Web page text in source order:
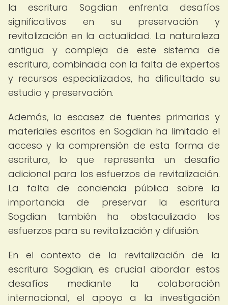
la escritura Sogdian enfrenta desafíos
significativos en su preservación y
revitalización en la actualidad. La naturaleza
antigua y compleja de este sistema de
escritura, combinada con la falta de expertos
y recursos especializados, ha dificultado su
estudio y preservación.
Además, la escasez de fuentes primarias y
materiales escritos en Sogdian ha limitado el
acceso y la comprensión de esta forma de
escritura, lo que representa un desafío
adicional para los esfuerzos de revitalización.
La falta de conciencia pública sobre la
importancia de preservar la escritura
Sogdian también ha obstaculizado los
esfuerzos para su revitalización y difusión.
En el contexto de la revitalización de la
escritura Sogdian, es crucial abordar estos
desafíos mediante la colaboración
internacional, el apoyo a la investigación